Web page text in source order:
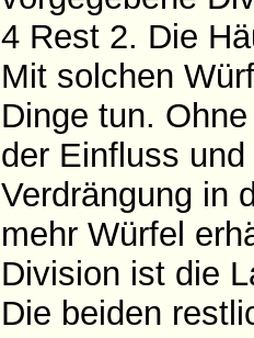
4 Rest 2. Die
Mit solchen
Dinge tun.
der Einfluss
Verdrängung in
mehr Würfel
Division ist die
Die beiden